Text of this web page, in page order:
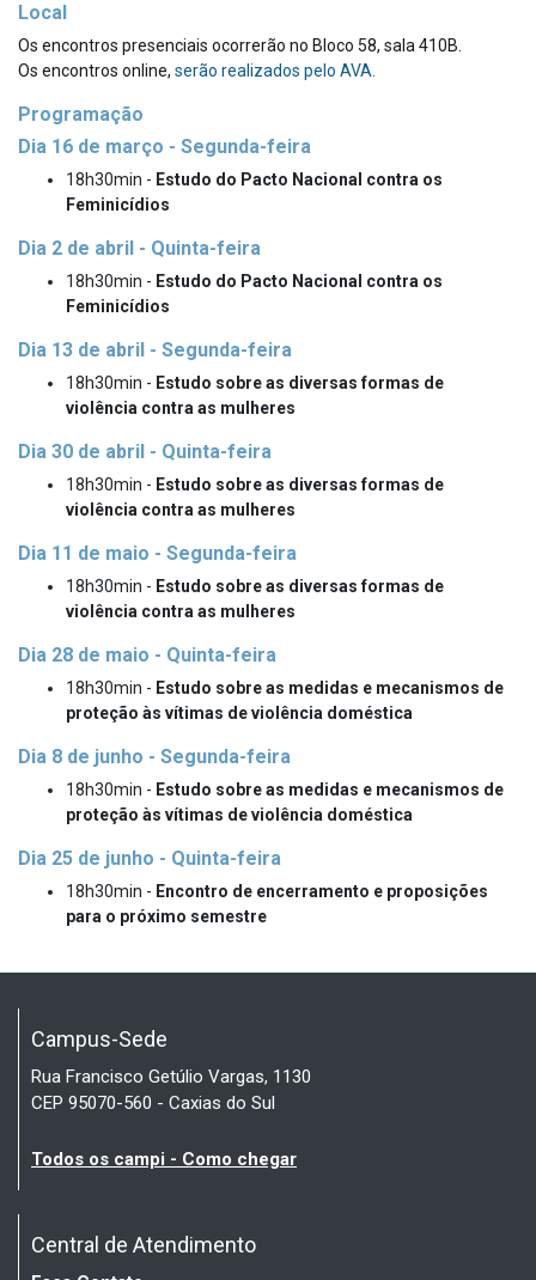
Local
Os encontros presenciais ocorrerão no Bloco 58, sala 410B.
Os encontros online, serão realizados pelo AVA.
Programação
Dia 16 de março - Segunda-feira
18h30min - Estudo do Pacto Nacional contra os
Feminicídios
Dia 2 de abril - Quinta-feira
18h30min - Estudo do Pacto Nacional contra os
Feminicídios
Dia 13 de abril - Segunda-feira
18h30min - Estudo sobre as diversas formas de
violência contra as mulheres
Dia 30 de abril - Quinta-feira
18h30min - Estudo sobre as diversas formas de
violência contra as mulheres
Dia 11 de maio - Segunda-feira
18h30min - Estudo sobre as diversas formas de
violência contra as mulheres
Dia 28 de maio - Quinta-feira
18h30min - Estudo sobre as medidas e mecanismos de
proteção às vítimas de violência doméstica
Dia 8 de junho - Segunda-feira
18h30min - Estudo sobre as medidas e mecanismos de
proteção às vítimas de violência doméstica
Dia 25 de junho - Quinta-feira
18h30min - Encontro de encerramento e proposições
para o próximo semestre
Campus-Sede
Rua Francisco Getúlio Vargas, 1130
CEP 95070-560 - Caxias do Sul
Todos os campi - Como chegar
Central de Atendimento